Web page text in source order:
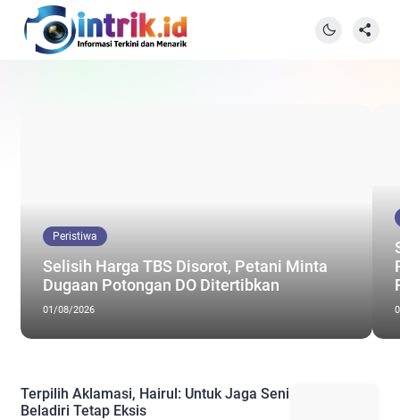
Peristiwa
Selisih Harga TBS Disorot, Petani Minta
Dugaan Potongan DO Ditertibkan
01/08/2026
Terpilih Aklamasi, Hairul: Untuk Jaga Seni
Beladiri Tetap Eksis